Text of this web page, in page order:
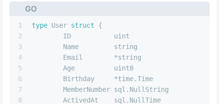
GO
1
2
3
4
5
6
7
8
type User struct {
	ID
uint
	Name
string
	Email        *
string
	Age
uint8
	Birthday     *time.Time
	MemberNumber sql.NullString
	ActivedAt    sql.NullTime